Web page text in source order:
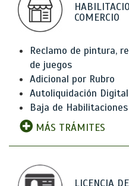
COMERCIO
Reclamo de pintura,
de juegos
Adicional por Rubro
Autoliquidación
Baja de
MÁS TRÁMITES
LICENCIA